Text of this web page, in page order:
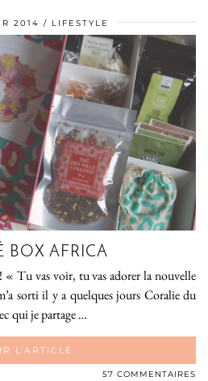
2014 LIFESTYLE
BOX AFRICA
Tu vas voir, tu vas adorer la nouvelle
sorti il y a quelques jours Coralie du
qui je partage …
L’ARTICLE
57 COMMENTAIRES